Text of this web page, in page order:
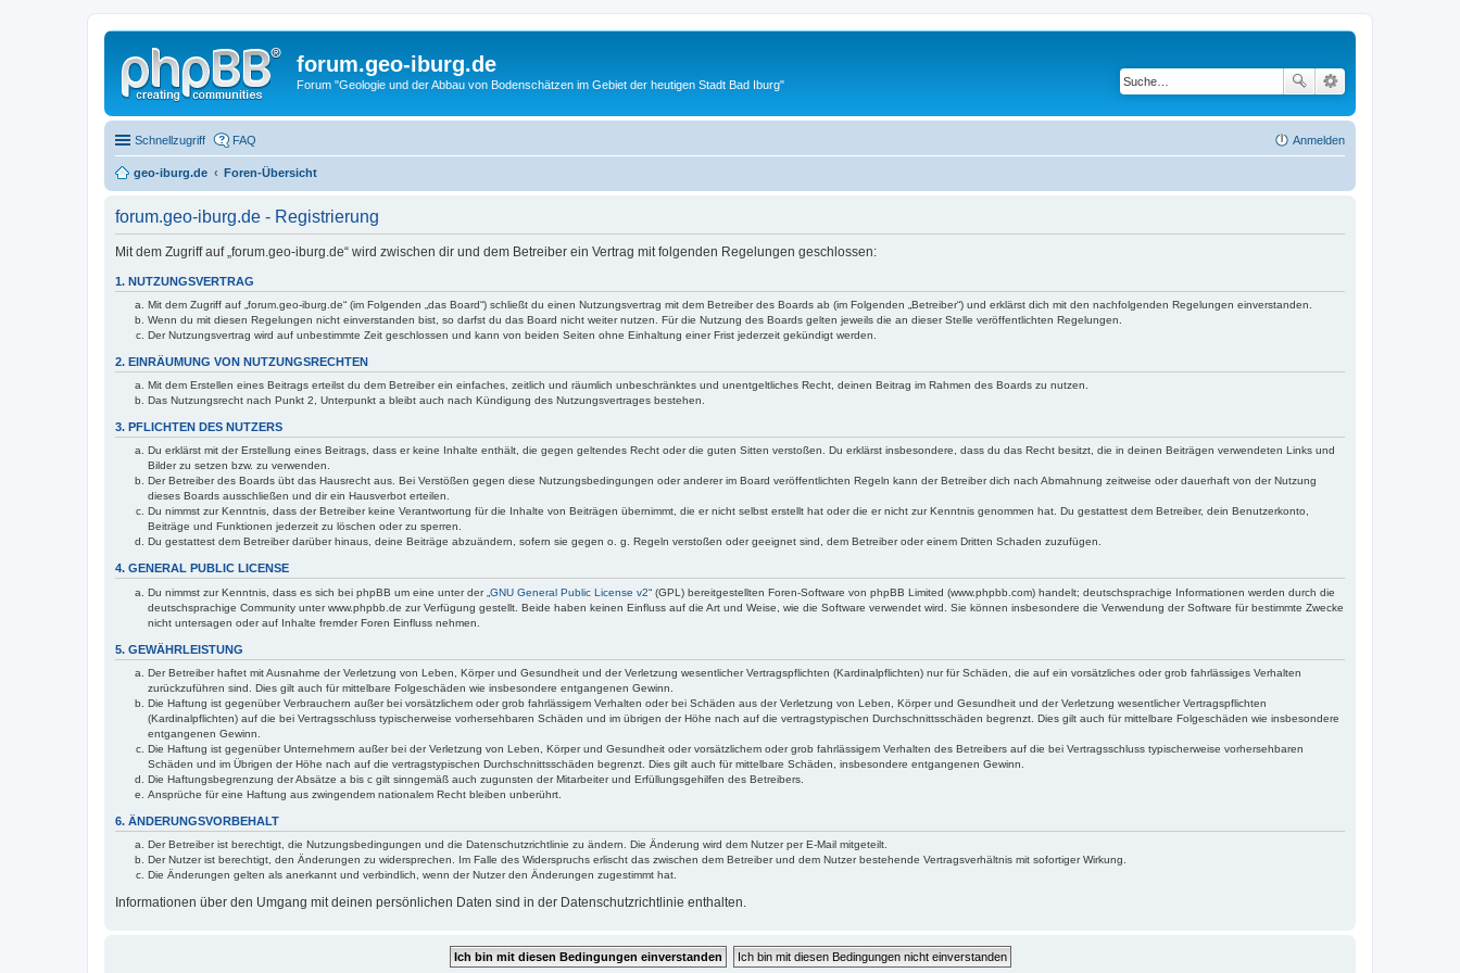
forum.geo-iburg.de
Forum "Geologie und der Abbau von Bodenschätzen im Gebiet der heutigen Stadt Bad Iburg"
Schnellzugriff FAQ Anmelden
geo-iburg.de Foren-Übersicht
forum.geo-iburg.de - Registrierung
Mit dem Zugriff auf „forum.geo-iburg.de“ wird zwischen dir und dem Betreiber ein Vertrag mit folgenden Regelungen geschlossen:
1. NUTZUNGSVERTRAG
Mit dem Zugriff auf „forum.geo-iburg.de“ (im Folgenden „das Board“) schließt du einen Nutzungsvertrag mit dem Betreiber des Boards ab (im Folgenden „Betreiber“) und erklärst dich mit den nachfolgenden Regelungen einverstanden.
Wenn du mit diesen Regelungen nicht einverstanden bist, so darfst du das Board nicht weiter nutzen. Für die Nutzung des Boards gelten jeweils die an dieser Stelle veröffentlichten Regelungen.
Der Nutzungsvertrag wird auf unbestimmte Zeit geschlossen und kann von beiden Seiten ohne Einhaltung einer Frist jederzeit gekündigt werden.
2. EINRÄUMUNG VON NUTZUNGSRECHTEN
Mit dem Erstellen eines Beitrags erteilst du dem Betreiber ein einfaches, zeitlich und räumlich unbeschränktes und unentgeltliches Recht, deinen Beitrag im Rahmen des Boards zu nutzen.
Das Nutzungsrecht nach Punkt 2, Unterpunkt a bleibt auch nach Kündigung des Nutzungsvertrages bestehen.
3. PFLICHTEN DES NUTZERS
Du erklärst mit der Erstellung eines Beitrags, dass er keine Inhalte enthält, die gegen geltendes Recht oder die guten Sitten verstoßen. Du erklärst insbesondere, dass du das Recht besitzt, die in deinen Beiträgen verwendeten Links und
Bilder zu setzen bzw. zu verwenden.
Der Betreiber des Boards übt das Hausrecht aus. Bei Verstößen gegen diese Nutzungsbedingungen oder anderer im Board veröffentlichten Regeln kann der Betreiber dich nach Abmahnung zeitweise oder dauerhaft von der Nutzung
dieses Boards ausschließen und dir ein Hausverbot erteilen.
Du nimmst zur Kenntnis, dass der Betreiber keine Verantwortung für die Inhalte von Beiträgen übernimmt, die er nicht selbst erstellt hat oder die er nicht zur Kenntnis genommen hat. Du gestattest dem Betreiber, dein Benutzerkonto,
Beiträge und Funktionen jederzeit zu löschen oder zu sperren.
Du gestattest dem Betreiber darüber hinaus, deine Beiträge abzuändern, sofern sie gegen o. g. Regeln verstoßen oder geeignet sind, dem Betreiber oder einem Dritten Schaden zuzufügen.
4. GENERAL PUBLIC LICENSE
Du nimmst zur Kenntnis, dass es sich bei phpBB um eine unter der „ GNU General Public License v2“ (GPL) bereitgestellten Foren-Software von phpBB Limited (www.phpbb.com) handelt; deutschsprachige Informationen werden durch die
deutschsprachige Community unter www.phpbb.de zur Verfügung gestellt. Beide haben keinen Einfluss auf die Art und Weise, wie die Software verwendet wird. Sie können insbesondere die Verwendung der Software für bestimmte Zwecke
nicht untersagen oder auf Inhalte fremder Foren Einfluss nehmen.
5. GEWÄHRLEISTUNG
Der Betreiber haftet mit Ausnahme der Verletzung von Leben, Körper und Gesundheit und der Verletzung wesentlicher Vertragspflichten (Kardinalpflichten) nur für Schäden, die auf ein vorsätzliches oder grob fahrlässiges Verhalten
zurückzuführen sind. Dies gilt auch für mittelbare Folgeschäden wie insbesondere entgangenen Gewinn.
Die Haftung ist gegenüber Verbrauchern außer bei vorsätzlichem oder grob fahrlässigem Verhalten oder bei Schäden aus der Verletzung von Leben, Körper und Gesundheit und der Verletzung wesentlicher Vertragspflichten
(Kardinalpflichten) auf die bei Vertragsschluss typischerweise vorhersehbaren Schäden und im übrigen der Höhe nach auf die vertragstypischen Durchschnittsschäden begrenzt. Dies gilt auch für mittelbare Folgeschäden wie insbesondere
entgangenen Gewinn.
Die Haftung ist gegenüber Unternehmern außer bei der Verletzung von Leben, Körper und Gesundheit oder vorsätzlichem oder grob fahrlässigem Verhalten des Betreibers auf die bei Vertragsschluss typischerweise vorhersehbaren
Schäden und im Übrigen der Höhe nach auf die vertragstypischen Durchschnittsschäden begrenzt. Dies gilt auch für mittelbare Schäden, insbesondere entgangenen Gewinn.
Die Haftungsbegrenzung der Absätze a bis c gilt sinngemäß auch zugunsten der Mitarbeiter und Erfüllungsgehilfen des Betreibers.
Ansprüche für eine Haftung aus zwingendem nationalem Recht bleiben unberührt.
6. ÄNDERUNGSVORBEHALT
Der Betreiber ist berechtigt, die Nutzungsbedingungen und die Datenschutzrichtlinie zu ändern. Die Änderung wird dem Nutzer per E-Mail mitgeteilt.
Der Nutzer ist berechtigt, den Änderungen zu widersprechen. Im Falle des Widerspruchs erlischt das zwischen dem Betreiber und dem Nutzer bestehende Vertragsverhältnis mit sofortiger Wirkung.
Die Änderungen gelten als anerkannt und verbindlich, wenn der Nutzer den Änderungen zugestimmt hat.
Informationen über den Umgang mit deinen persönlichen Daten sind in der Datenschutzrichtlinie enthalten.